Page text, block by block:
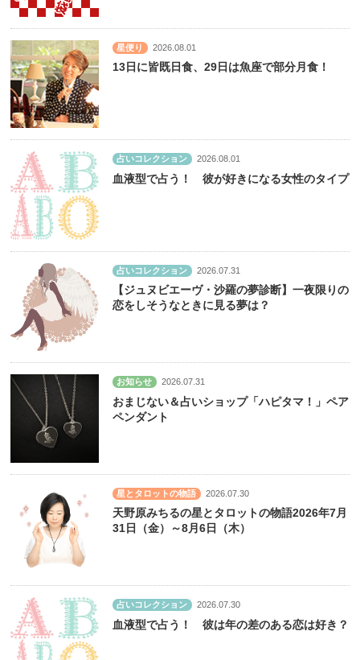
星便り 2026.08.01
13日に皆既日食、29日は魚座で部分月食！
占いコレクション 2026.08.01
血液型で占う！ 彼が好きになる女性のタイプ
占いコレクション 2026.07.31
【ジュヌビエーヴ・沙羅の夢診断】一夜限りの
恋をしそうなときに見る夢は？
お知らせ 2026.07.31
おまじない＆占いショップ「ハピタマ！」ペア
ペンダント
星とタロットの物語 2026.07.30
天野原みちるの星とタロットの物語2026年7月
31日（金）～8月6日（木）
占いコレクション 2026.07.30
血液型で占う！ 彼は年の差のある恋は好き？